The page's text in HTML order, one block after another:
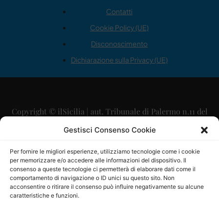
Gestisci Consenso Cookie
Per fornire le migliori esperienze, utilizziamo tecnologie come i cookie
per memorizzare e/o accedere alle informazioni del dispositivo. Il
consenso a queste tecnologie ci permetterà di elaborare dati come il
comportamento di navigazione o ID unici su questo sito. Non
acconsentire o ritirare il consenso può influire negativamente su alcune
caratteristiche e funzioni.
Contatti
Cookie Policy (UE)
Disconoscimento
Dichiarazione sulla Privacy (UE)
Copyright © ilSicilia | aut. Tribunale di Palermo n.11 del
29/09/2015
Direttore Editoriale: Maurizio Scaglione
Direttore Responsabile: Maria Calabrese